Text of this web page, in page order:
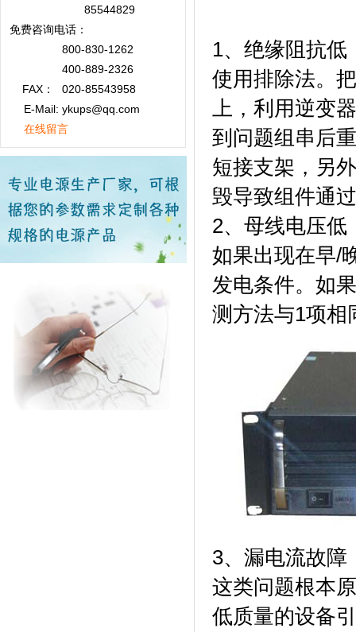
85544829
免费咨询电话：
800-830-1262
400-889-2326
FAX：
020-85543958
E-Mail: ykups@qq.com
在线留言
1、绝缘阻抗低
使用排除法。
上，利用逆变
到问题组串后
短接支架，另
毁导致组件通
2、母线电压低
如果出现在早/
发电条件。如
测方法与1项相
3、漏电流故障
这类问题根本
低质量的设备